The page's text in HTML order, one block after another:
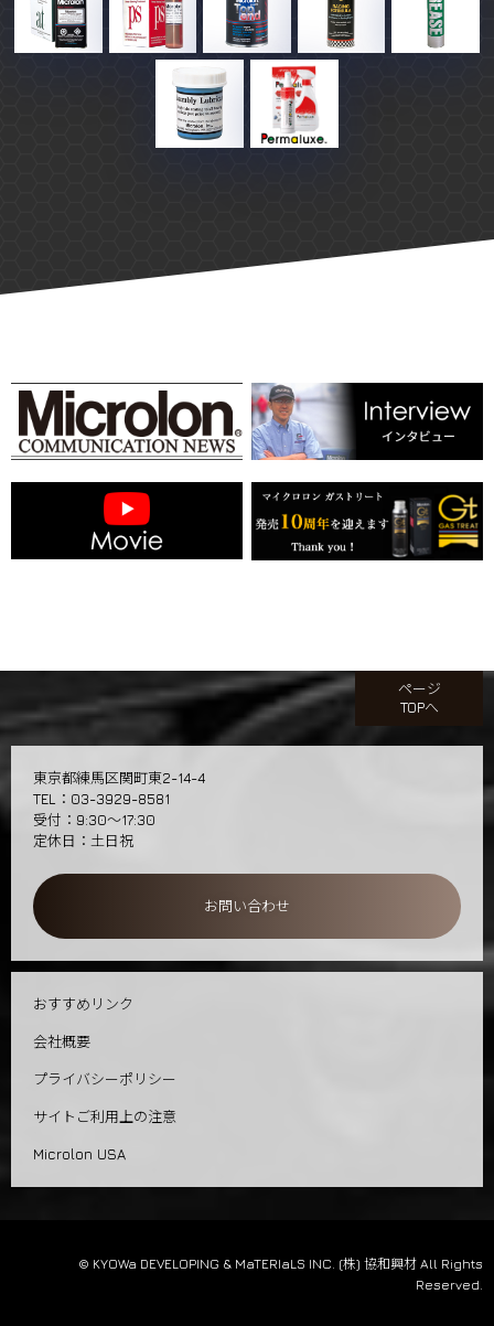
ページ
TOPへ
東京都練馬区関町東2-14-4
TEL：03-3929-8581
受付：9:30～17:30
定休日：土日祝
お問い合わせ
おすすめリンク
会社概要
プライバシーポリシー
サイトご利用上の注意
Microlon USA
© KYOWa DEVELOPING & MaTERIaLS INC. (株) 協和興材 All Rights
Reserved.